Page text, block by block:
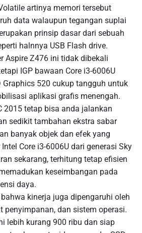
artinya memori tersebut
data walaupun tegangan suplai
prinsip dasar dari sebuah
halnnya USB Flash drive.
Aspire Z476 ini tidak dibekali
IGP bawaan Core i3-6006U
Graphics 520 cukup tangguh untuk
aplikasi grafis menengah.
2015 tetap bisa anda jalankan
sedikit tambahan ekstra sabar
banyak objek dan efek yang
Core i3-6006U dari generasi Sky
sekarang, terhitung tetap efisien
keseimbangan pada
daya.
kinerja juga dipengaruhi oleh
penyimpanan, dan sistem operasi.
lebih kurang 900 ribu dan siap